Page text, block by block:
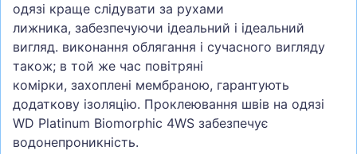
одязі краще слідувати за рухами
лижника, забезпечуючи ідеальний і ідеальний
вигляд. виконання облягання і сучасного вигляду
також; в той же час повітряні
комірки, захоплені мембраною, гарантують
додаткову ізоляцію. Проклеювання швів на одязі
WD Platinum Biomorphic 4WS забезпечує
водонепроникність.